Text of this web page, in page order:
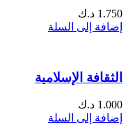
1.750 د.ك
إضافة إلى السلة
الثقافة الإسلامية
1.000 د.ك
إضافة إلى السلة